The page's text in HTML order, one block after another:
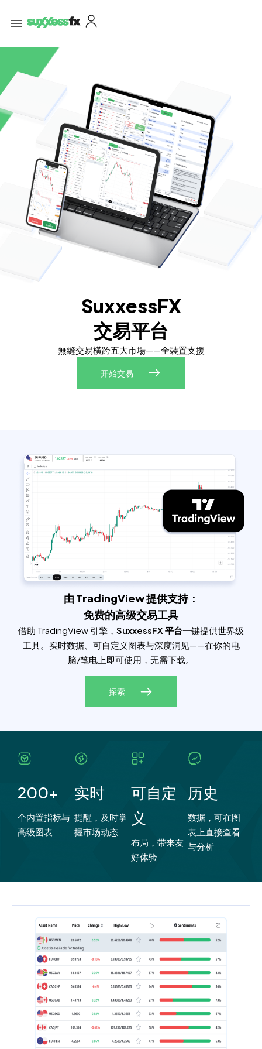
SuxxessFX
交易平台
無縫交易橫跨五大市場——全裝置支援
开始交易
由 TradingView 提供支持：
免费的高级交易工具
借助 TradingView 引擎， SuxxessFX 平台一键提供世界级
工具。实时数据、可自定义图表与深度洞见——在你的电
脑/笔电上即可使用，无需下载。
探索
200+
个内置指标与
高级图表
实时
提醒，及时掌
握市场动态
可自定
义
布局，带来友
好体验
历史
数据，可在图
表上直接查看
与分析